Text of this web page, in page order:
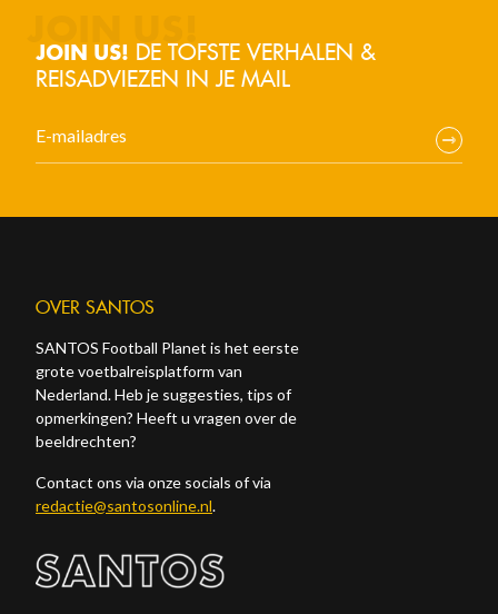
JOIN US! DE TOFSTE VERHALEN &
REISADVIEZEN IN JE MAIL
OVER SANTOS
SANTOS Football Planet is het eerste
grote voetbalreisplatform van
Nederland. Heb je suggesties, tips of
opmerkingen? Heeft u vragen over de
beeldrechten?
Contact ons via onze socials of via
redactie@santosonline.nl.